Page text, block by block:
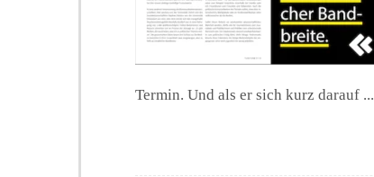
Termin. Und als er sich kurz darauf ...